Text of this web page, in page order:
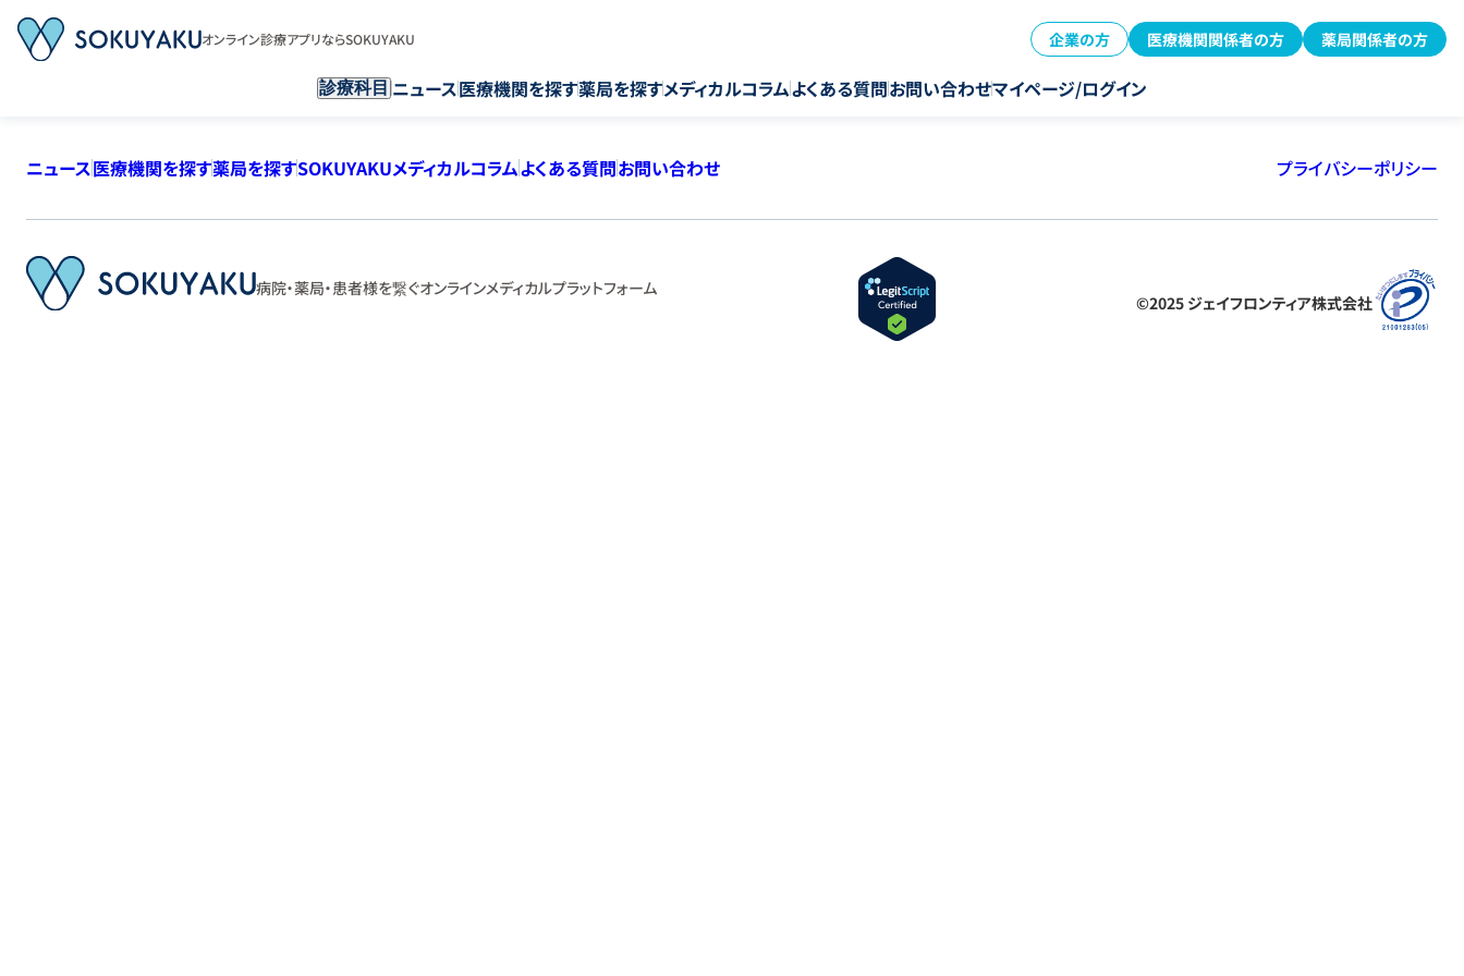
オンライン診療アプリならSOKUYAKU 企業の方 医療機関関係者の方 薬局関係者の方
診療科目 ニュース医療機関を探す薬局を探すメディカルコラムよくある質問お問い合わせマイページ/ログイン
ニュース医療機関を探す薬局を探すSOKUYAKUメディカルコラムよくある質問お問い合わせ プライバシーポリシー
病院・薬局・患者様を繋ぐオンラインメディカルプラットフォーム
©2025 ジェイフロンティア株式会社